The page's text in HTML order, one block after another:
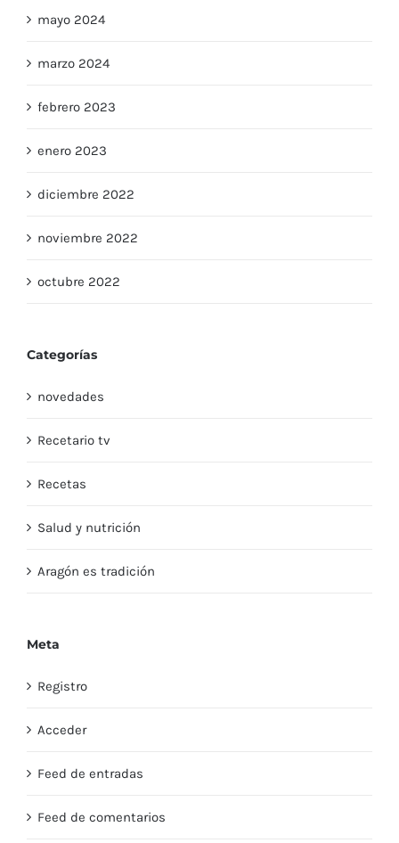
mayo 2024
marzo 2024
febrero 2023
enero 2023
diciembre 2022
noviembre 2022
octubre 2022
Categorías
novedades
Recetario tv
Recetas
Salud y nutrición
Aragón es tradición
Meta
Registro
Acceder
Feed de entradas
Feed de comentarios